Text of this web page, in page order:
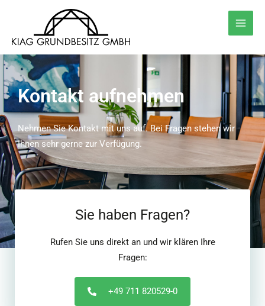
springen
Kontakt aufnehmen
Nehmen Sie Kontakt mit uns auf. Bei Fragen stehen wir
Ihnen sehr gerne zur Verfügung.
Sie haben Fragen?
Rufen Sie uns direkt an und wir klären Ihre
Fragen:
+49 711 820529-0